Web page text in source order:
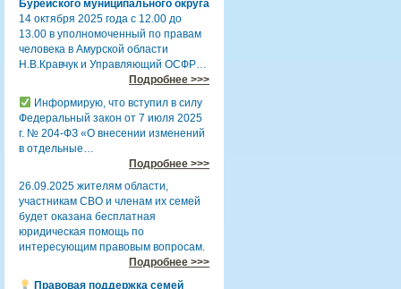
Бурейского муниципального округа
14 октября 2025 года с 12.00 до
13.00 в уполномоченный по правам
человека в Амурской области
Н.В.Кравчук и Управляющий ОСФР…
Подробнее >>>
Информирую, что вступил в силу
Федеральный закон от 7 июля 2025
г. № 204-ФЗ «О внесении изменений
в отдельные…
Подробнее >>>
26.09.2025 жителям области,
участникам СВО и членам их семей
будет оказана бесплатная
юридическая помощь по
интересующим правовым вопросам.
Подробнее >>>
Правовая поддержка семей